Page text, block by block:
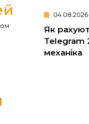
04.08.2026
Як
Telegram
механіка